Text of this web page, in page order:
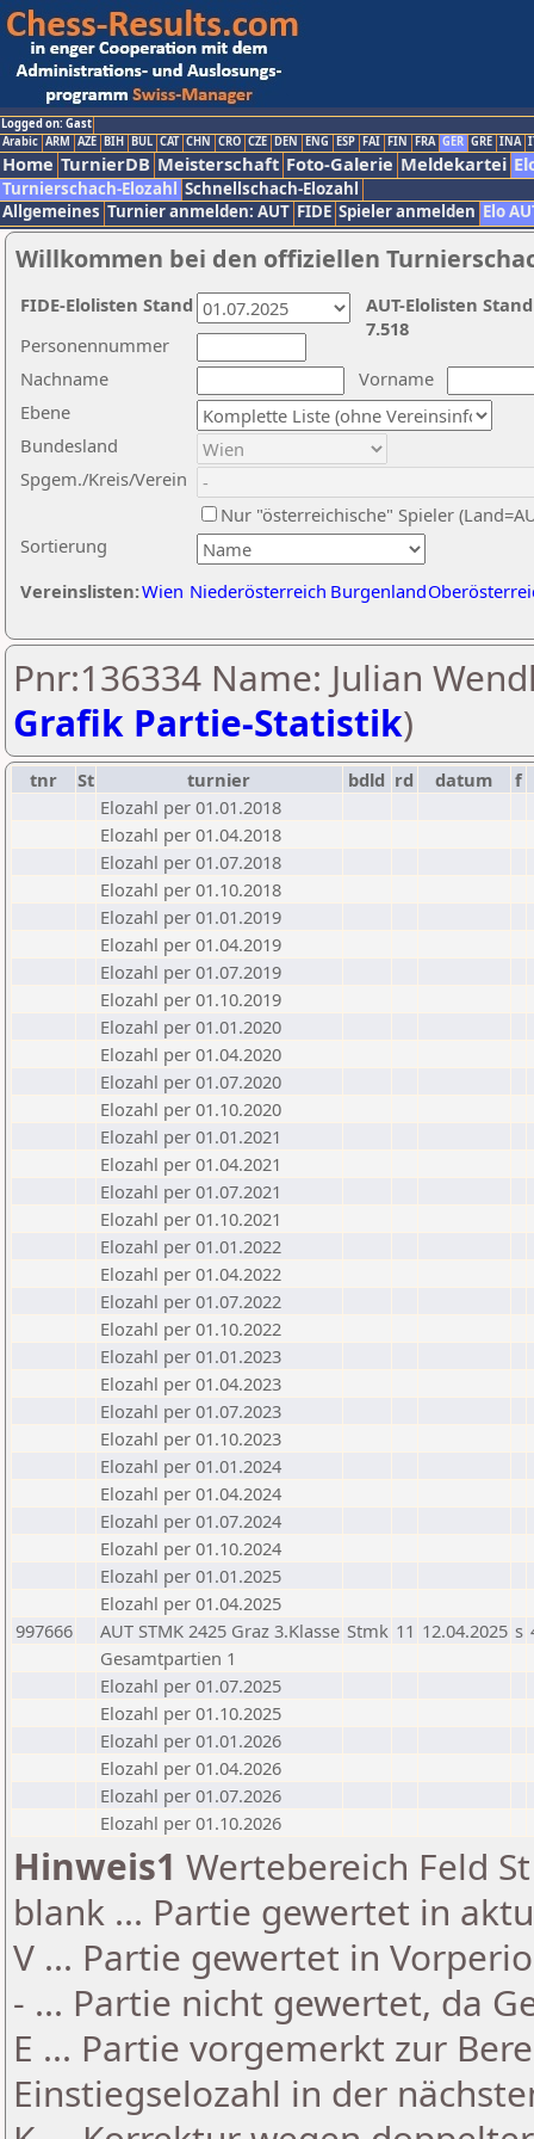
Logged on: Gast
Arabic ARM AZE BIH BUL CAT CHN CRO CZE DEN ENG ESP FAI FIN FRA GER GRE INA
Home TurnierDB Meisterschaft Foto-Galerie Meldekartei
Turnierschach-Elozahl Schnellschach-Elozahl
Allgemeines Turnier anmelden: AUT FIDE Spieler anmelden Elo
Willkommen bei den offiziellen
Nachname
Vorname
Ebene
Sortierung
Personennummer
Bundesland
Spgem./Kreis/Verein
Nur "österreichische" Spieler
Vereinslisten:Wien Niederösterreich Burgenland
AUT-Elolisten
7.518
FIDE-Elolisten Stand
Pnr:136334 Name: Julian
Grafik Partie-Statistik)
tnr St turnier bdld rd datum
f
Elozahl per 01.01.2018
Elozahl per 01.04.2018
Elozahl per 01.07.2018
Elozahl per 01.10.2018
Elozahl per 01.01.2019
Elozahl per 01.04.2019
Elozahl per 01.07.2019
Elozahl per 01.10.2019
Elozahl per 01.01.2020
Elozahl per 01.04.2020
Elozahl per 01.07.2020
Elozahl per 01.10.2020
Elozahl per 01.01.2021
Elozahl per 01.04.2021
Elozahl per 01.07.2021
Elozahl per 01.10.2021
Elozahl per 01.01.2022
Elozahl per 01.04.2022
Elozahl per 01.07.2022
Elozahl per 01.10.2022
Elozahl per 01.01.2023
Elozahl per 01.04.2023
Elozahl per 01.07.2023
Elozahl per 01.10.2023
Elozahl per 01.01.2024
Elozahl per 01.04.2024
Elozahl per 01.07.2024
Elozahl per 01.10.2024
Elozahl per 01.01.2025
Elozahl per 01.04.2025
997666
AUT STMK 2425 Graz 3.Klasse Stmk 11 12.04.2025 s
Gesamtpartien 1
Elozahl per 01.07.2025
Elozahl per 01.10.2025
Elozahl per 01.01.2026
Elozahl per 01.04.2026
Elozahl per 01.07.2026
Elozahl per 01.10.2026
Hinweis1 Wertebereich Feld
blank ... Partie gewertet in
V ... Partie gewertet in
- ... Partie nicht gewertet, da
E ... Partie vorgemerkt zur
Einstiegselozahl in der